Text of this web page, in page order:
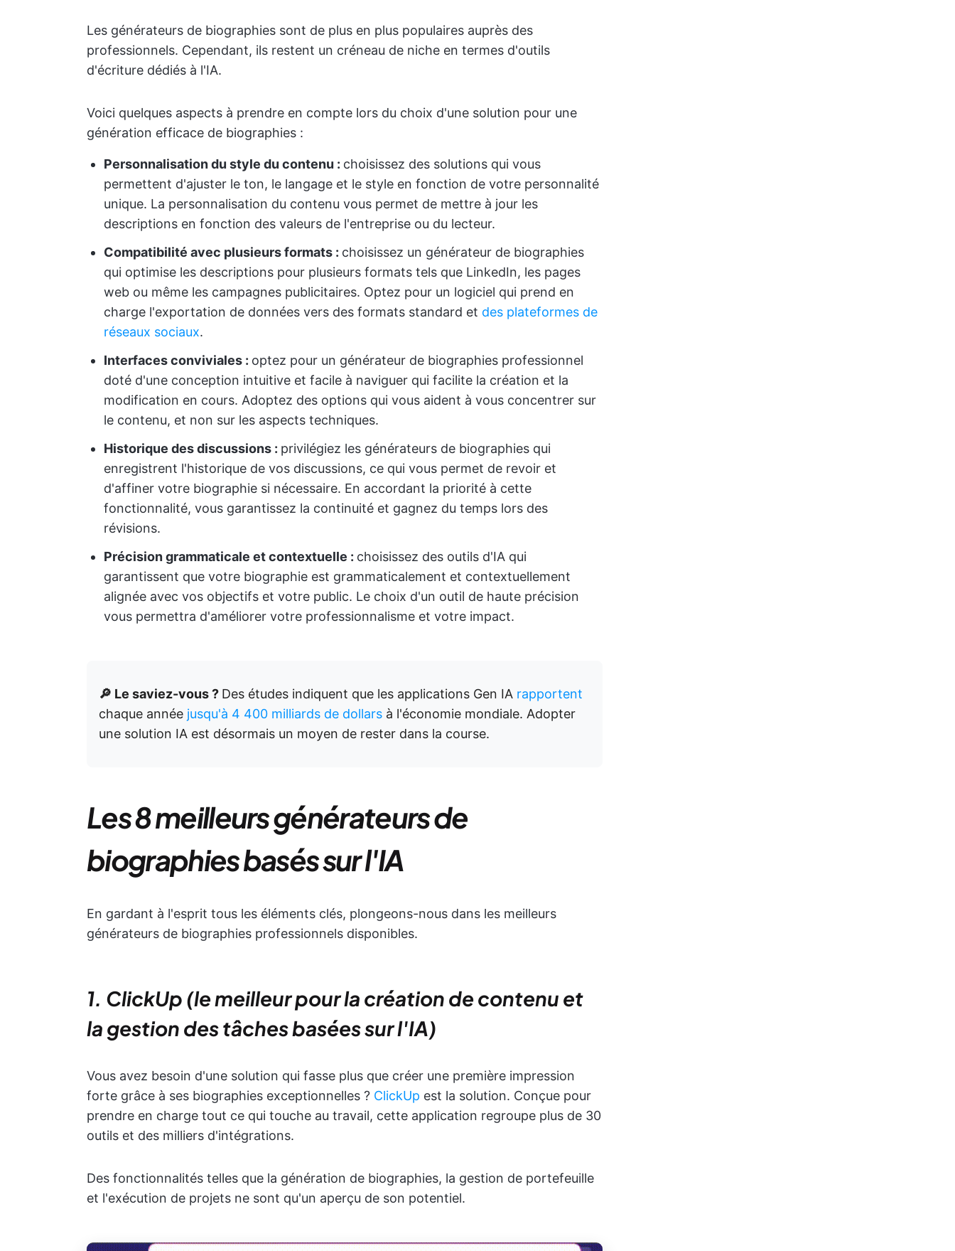
Les générateurs de biographies sont de plus en plus populaires auprès des
professionnels. Cependant, ils restent un créneau de niche en termes d'outils
d'écriture dédiés à l'IA.
Voici quelques aspects à prendre en compte lors du choix d'une solution pour une
génération efficace de biographies :
Personnalisation du style du contenu : choisissez des solutions qui vous
permettent d'ajuster le ton, le langage et le style en fonction de votre personnalité
unique. La personnalisation du contenu vous permet de mettre à jour les
descriptions en fonction des valeurs de l'entreprise ou du lecteur.
Compatibilité avec plusieurs formats : choisissez un générateur de biographies
qui optimise les descriptions pour plusieurs formats tels que LinkedIn, les pages
web ou même les campagnes publicitaires. Optez pour un logiciel qui prend en
charge l'exportation de données vers des formats standard et des plateformes de
réseaux sociaux.
Interfaces conviviales : optez pour un générateur de biographies professionnel
doté d'une conception intuitive et facile à naviguer qui facilite la création et la
modification en cours. Adoptez des options qui vous aident à vous concentrer sur
le contenu, et non sur les aspects techniques.
Historique des discussions : privilégiez les générateurs de biographies qui
enregistrent l'historique de vos discussions, ce qui vous permet de revoir et
d'affiner votre biographie si nécessaire. En accordant la priorité à cette
fonctionnalité, vous garantissez la continuité et gagnez du temps lors des
révisions.
Précision grammaticale et contextuelle : choisissez des outils d'IA qui
garantissent que votre biographie est grammaticalement et contextuellement
alignée avec vos objectifs et votre public. Le choix d'un outil de haute précision
vous permettra d'améliorer votre professionnalisme et votre impact.
🔎 Le saviez-vous ? Des études indiquent que les applications Gen IA rapportent
chaque année jusqu'à 4 400 milliards de dollars à l'économie mondiale. Adopter
une solution IA est désormais un moyen de rester dans la course.
Les 8 meilleurs générateurs de
biographies basés sur l'IA
En gardant à l'esprit tous les éléments clés, plongeons-nous dans les meilleurs
générateurs de biographies professionnels disponibles.
1. ClickUp (le meilleur pour la création de contenu et
la gestion des tâches basées sur l'IA)
Vous avez besoin d'une solution qui fasse plus que créer une première impression
forte grâce à ses biographies exceptionnelles ? ClickUp est la solution. Conçue pour
prendre en charge tout ce qui touche au travail, cette application regroupe plus de 30
outils et des milliers d'intégrations.
Des fonctionnalités telles que la génération de biographies, la gestion de portefeuille
et l'exécution de projets ne sont qu'un aperçu de son potentiel.